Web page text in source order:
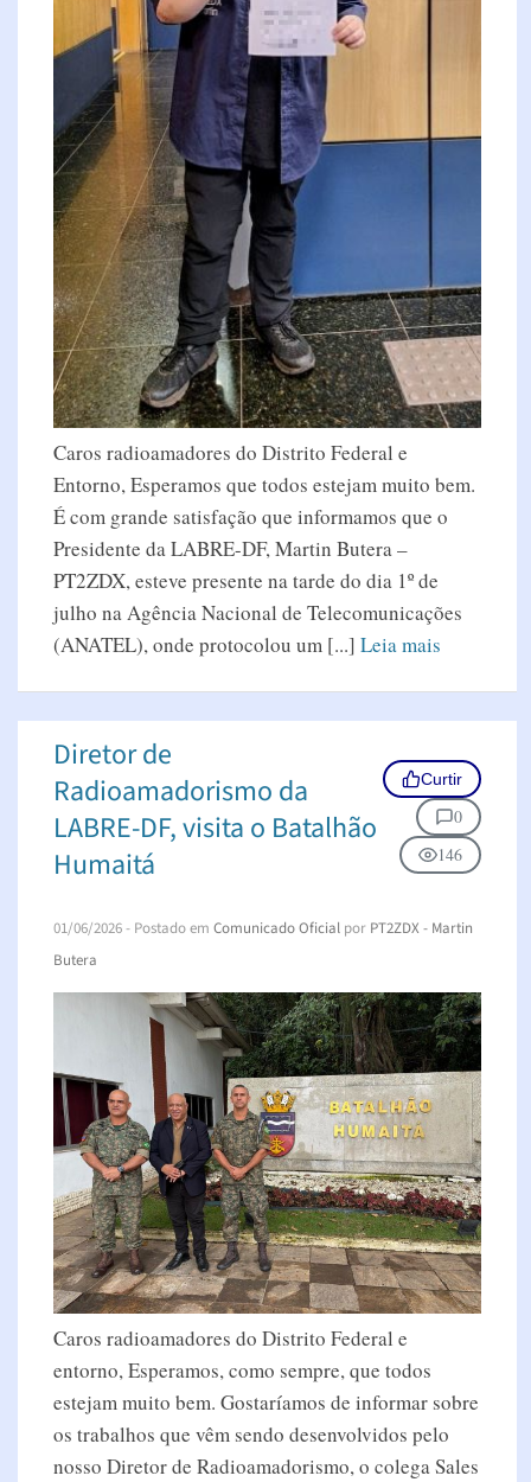
Caros radioamadores do Distrito Federal e
Entorno, Esperamos que todos estejam muito bem.
É com grande satisfação que informamos que o
Presidente da LABRE-DF, Martin Butera –
PT2ZDX, esteve presente na tarde do dia 1º de
julho na Agência Nacional de Telecomunicações
(ANATEL), onde protocolou um [...] Leia mais
Diretor de
Radioamadorismo da
LABRE-DF, visita o Batalhão
Humaitá
Curtir
0
146
01/06/2026- Postado em Comunicado Oficial por PT2ZDX - Martin
Butera
Caros radioamadores do Distrito Federal e
entorno, Esperamos, como sempre, que todos
estejam muito bem. Gostaríamos de informar sobre
os trabalhos que vêm sendo desenvolvidos pelo
nosso Diretor de Radioamadorismo, o colega Sales